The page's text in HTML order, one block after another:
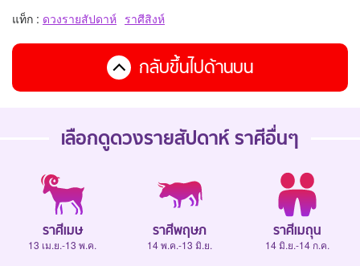
แท็ก : ดวงรายสัปดาห์ ราศีสิงห์
กลับขึ้นไปด้านบน
เลือกดูดวงรายสัปดาห์ ราศีอื่นๆ
ราศีเมษ
13 เม.ย.-13 พ.ค.
ราศีพฤษภ
14 พ.ค.-13 มิ.ย.
ราศีเมถุน
14 มิ.ย.-14 ก.ค.